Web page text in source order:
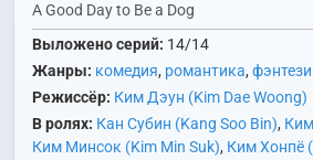
A Good Day to Be a Dog
Выложено серий: 14/14
Жанры: комедия, романтика,фэнтези
Режиссёр: Ким Дэун (Kim Dae Woong)
В ролях: Кан Субин (Kang Soo Bin),
Ким Минсок (Kim Min Suk), Ким Хонпё